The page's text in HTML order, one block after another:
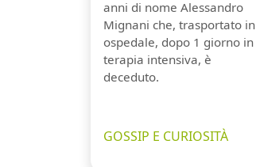
anni di nome Alessandro
Mignani che, trasportato in
ospedale, dopo 1 giorno in
terapia intensiva, è
deceduto.
GOSSIP E CURIOSITÀ